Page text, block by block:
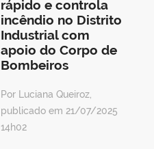
rápido e controla
incêndio no Distrito
Industrial com
apoio do Corpo de
Bombeiros
Por Luciana Queiroz,
publicado em 21/07/2025
14h02